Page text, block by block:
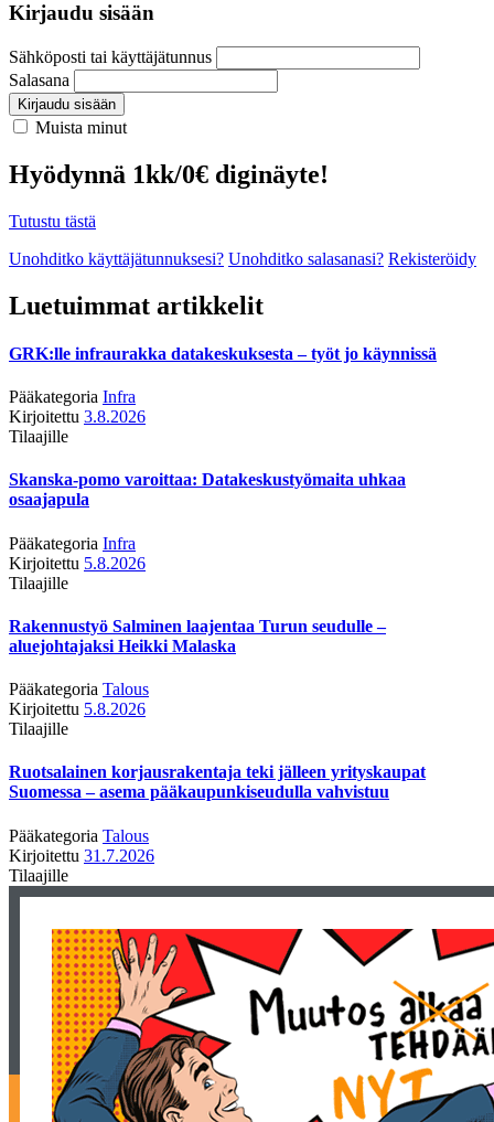
Kirjaudu sisään
Sähköposti tai käyttäjätunnus
Salasana
Kirjaudu sisään
Muista minut
Hyödynnä 1kk/0€ diginäyte!
Tutustu tästä
Unohditko käyttäjätunnuksesi? Unohditko salasanasi? Rekisteröidy
Luetuimmat artikkelit
GRK:lle infraurakka datakeskuksesta – työt jo käynnissä
Pääkategoria Infra
Kirjoitettu 3.8.2026
Tilaajille
Skanska-pomo varoittaa: Datakeskustyömaita uhkaa
osaajapula
Pääkategoria Infra
Kirjoitettu 5.8.2026
Tilaajille
Rakennustyö Salminen laajentaa Turun seudulle –
aluejohtajaksi Heikki Malaska
Pääkategoria Talous
Kirjoitettu 5.8.2026
Tilaajille
Ruotsalainen korjausrakentaja teki jälleen yrityskaupat
Suomessa – asema pääkaupunkiseudulla vahvistuu
Pääkategoria Talous
Kirjoitettu 31.7.2026
Tilaajille